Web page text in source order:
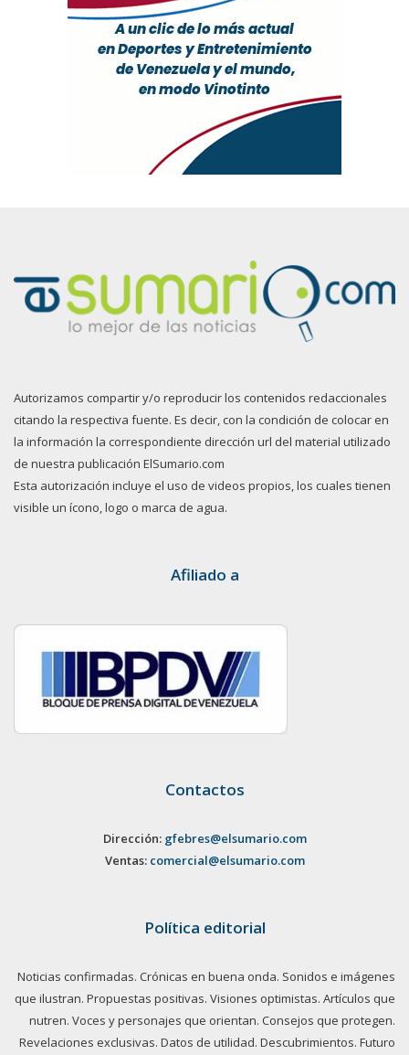
Autorizamos compartir y/o reproducir los contenidos redaccionales
citando la respectiva fuente. Es decir, con la condición de colocar en
la información la correspondiente dirección url del material utilizado
de nuestra publicación ElSumario.com
Esta autorización incluye el uso de videos propios, los cuales tienen
visible un ícono, logo o marca de agua.
Afiliado a
Contactos
Dirección: gfebres@elsumario.com
Ventas: comercial@elsumario.com
Política editorial
Noticias confirmadas. Crónicas en buena onda. Sonidos e imágenes
que ilustran. Propuestas positivas. Visiones optimistas. Artículos que
nutren. Voces y personajes que orientan. Consejos que protegen.
Revelaciones exclusivas. Datos de utilidad. Descubrimientos. Futuro